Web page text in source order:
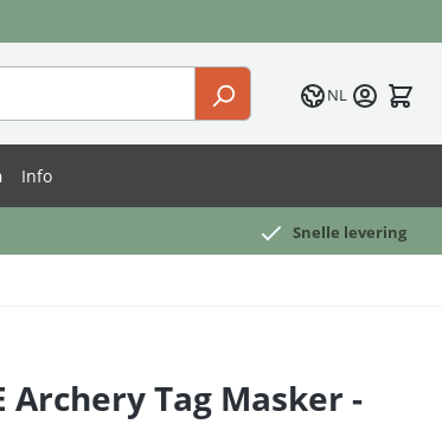
NL
Info
Snelle levering
Archery Tag Masker -